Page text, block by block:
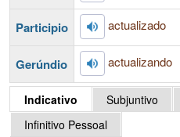
Participio actualizado
Gerúndio actualizando
Indicativo Subjuntivo
Infinitivo Pessoal